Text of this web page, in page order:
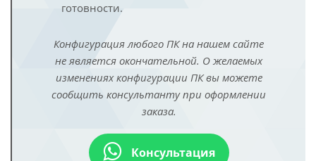
готовности.
Конфигурация любого ПК на нашем сайте
не является окончательной. О желаемых
изменениях конфигурации ПК вы можете
сообщить консультанту при оформлении
заказа.
Консультация